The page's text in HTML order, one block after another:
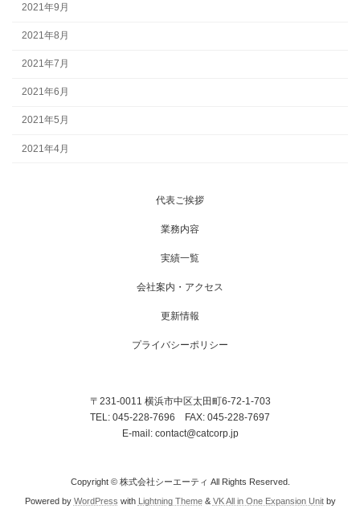
2021年9月
2021年8月
2021年7月
2021年6月
2021年5月
2021年4月
代表ご挨拶
業務内容
実績一覧
会社案内・アクセス
更新情報
プライバシーポリシー
〒231-0011 横浜市中区太田町6-72-1-703
TEL: 045-228-7696 FAX: 045-228-7697
E-mail: contact@catcorp.jp
Copyright © 株式会社シーエーティ All Rights Reserved.
Powered by WordPress with Lightning Theme& VK All in One Expansion Unitby